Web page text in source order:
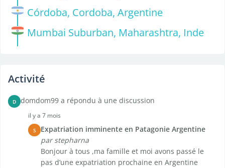
Córdoba, Cordoba, Argentine
Mumbai Suburban, Maharashtra, Inde
Activité
D domdom99 a répondu à une discussion
il y a 7 mois
S
Expatriation imminente en Patagonie Argentine
par stepharna
Bonjour à tous ,ma famille et moi avons passé le
pas d’une expatriation prochaine en Argentine